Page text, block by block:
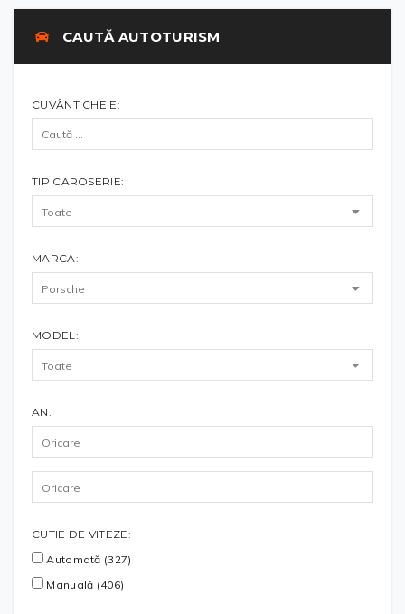
CAUTĂ AUTOTURISM
CUVÂNT CHEIE:
TIP CAROSERIE:
MARCA:
MODEL:
AN:
CUTIE DE VITEZE:
Automată (327)
Manuală (406)